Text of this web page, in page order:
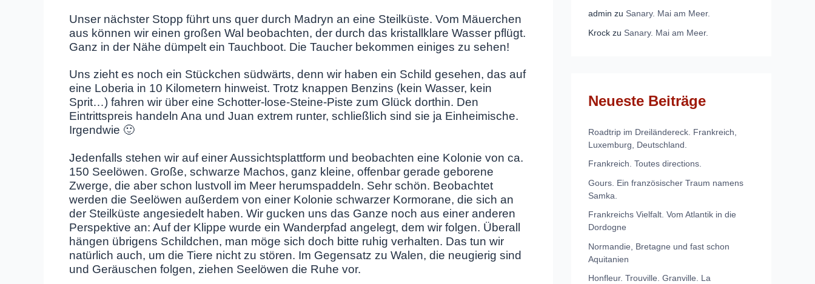
Unser nächster Stopp führt uns quer durch Madryn an eine Steilküste. Vom Mäuerchen
aus können wir einen großen Wal beobachten, der durch das kristallklare Wasser pflügt.
Ganz in der Nähe dümpelt ein Tauchboot. Die Taucher bekommen einiges zu sehen!
Uns zieht es noch ein Stückchen südwärts, denn wir haben ein Schild gesehen, das auf
eine Loberia in 10 Kilometern hinweist. Trotz knappen Benzins (kein Wasser, kein
Sprit…) fahren wir über eine Schotter-lose-Steine-Piste zum Glück dorthin. Den
Eintrittspreis handeln Ana und Juan extrem runter, schließlich sind sie ja Einheimische.
Irgendwie 🙂
Jedenfalls stehen wir auf einer Aussichtsplattform und beobachten eine Kolonie von ca.
150 Seelöwen. Große, schwarze Machos, ganz kleine, offenbar gerade geborene
Zwerge, die aber schon lustvoll im Meer herumspaddeln. Sehr schön. Beobachtet
werden die Seelöwen außerdem von einer Kolonie schwarzer Kormorane, die sich an
der Steilküste angesiedelt haben. Wir gucken uns das Ganze noch aus einer anderen
Perspektive an: Auf der Klippe wurde ein Wanderpfad angelegt, dem wir folgen. Überall
hängen übrigens Schildchen, man möge sich doch bitte ruhig verhalten. Das tun wir
natürlich auch, um die Tiere nicht zu stören. Im Gegensatz zu Walen, die neugierig sind
und Geräuschen folgen, ziehen Seelöwen die Ruhe vor.
admin zu Sanary. Mai am Meer.
Krock zu Sanary. Mai am Meer.
Neueste Beiträge
Roadtrip im Dreiländereck. Frankreich,
Luxemburg, Deutschland.
Frankreich. Toutes directions.
Gours. Ein französischer Traum namens
Samka.
Frankreichs Vielfalt. Vom Atlantik in die
Dordogne
Normandie, Bretagne und fast schon
Aquitanien
Honfleur. Trouville. Granville. La